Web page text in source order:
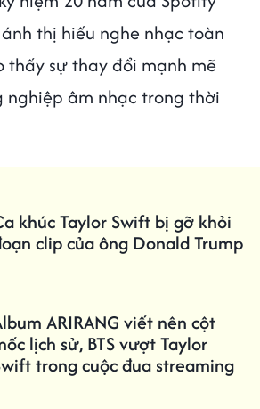
thị hiếu nghe nhạc toàn
thấy sự thay đổi mạnh mẽ
nghiệp âm nhạc trong thời
khúc Taylor Swift bị gỡ khỏi
clip của ông Donald Trump
ARIRANG viết nên cột
lịch sử, BTS vượt Taylor
trong cuộc đua streaming